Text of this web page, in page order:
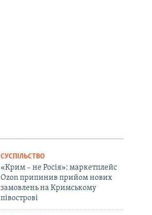
СУСПІЛЬСТВО
«Крим – не Росія»: маркетплейс
Ozon припинив прийом нових
замовлень на Кримському
півострові